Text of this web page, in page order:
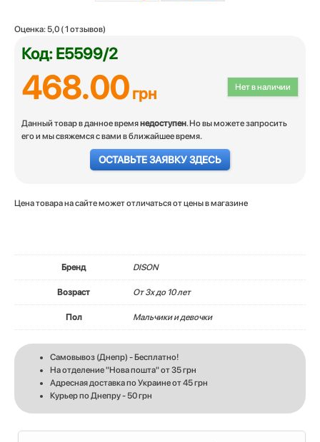
Оценка: 5,0 (1 отзывов)
Код: E5599/2
Нет в наличии
468.00грн
Данный товар в данное времянедоступен. Но вы можете запросить
его и мы свяжемся с вами в ближайшее время.
ОСТАВЬТЕ ЗАЯВКУ ЗДЕСЬ
Цена товара на сайте может отличаться от цены в магазине
Бренд DISON
Возраст От 3х до 10 лет
Пол Мальчики и девочки
Самовывоз (Днепр) - Бесплатно!
На отделение "Нова пошта" от 35 грн
Адресная доставка по Украине от 45 грн
Курьер по Днепру - 50 грн